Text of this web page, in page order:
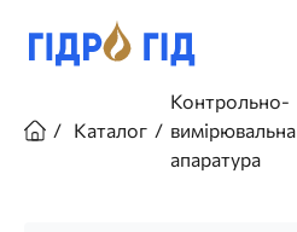
основного
навіґаціїКаталог
Контрольно-
вимірювальна
апаратура